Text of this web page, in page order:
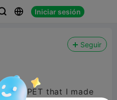
 Iniciar sesión
Seguir
is rPET that I made